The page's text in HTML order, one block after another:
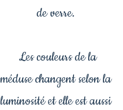
de verre.
Les couleurs de la
méduse changent selon la
luminosité et elle est aussi